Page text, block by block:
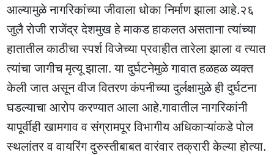
आल्यामुळे नागरिकांच्या जीवाला धोका निर्माण झाला आहे.२६
जुलै राेजी राजेंद्र देशमुख हे माकड हाकलत असताना त्यांच्या
हातातील काठीचा स्पर्श विजेच्या प्रवाहीत तारेला झाला व त्यात
त्यांचा जागीच मृत्यू झाला. या दुर्घटनेमुळे गावात हळहळ व्यक्त
केली जात असून वीज वितरण कंपनीच्या दुर्लक्षामुळे ही दुर्घटना
घडल्याचा आरोप करण्यात आला आहे.गावातील नागरिकांनी
यापूर्वीही खामगाव व संग्रामपूर विभागीय अधिकाऱ्यांकडे पोल
स्थलांतर व वायरिंग दुरुस्तीबाबत वारंवार तक्रारी केल्या होत्या.